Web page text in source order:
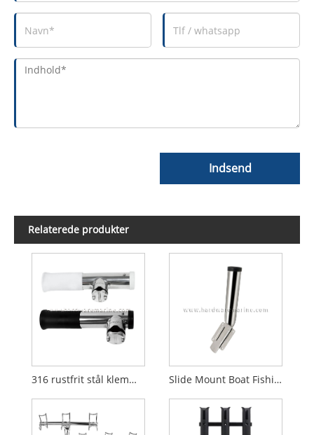
Indsend
Relaterede produkter
316 rustfrit stål klemme på stangholder med rørindsats Slide Mount Boat Fishing Rod Holder Rustfrit stål aftagelig base